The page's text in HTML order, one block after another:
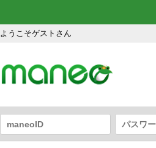
ようこそゲストさん